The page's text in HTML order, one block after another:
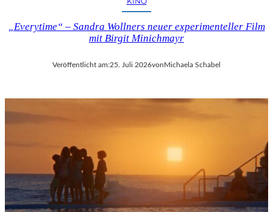
„Everytime“ – Sandra Wollners neuer experimenteller Film
mit Birgit Minichmayr
Veröffentlicht am:25. Juli 2026von Michaela Schabel